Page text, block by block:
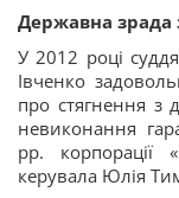
Державна зрада
У 2012 році
Івченко
про стягнення з
невиконання
рр. корпорації
керувала Юлія